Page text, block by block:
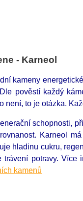
- Karneol
kameny
pověstí každý
není, to je otázka.
schopnosti,
Karneol
hladinu cukru,
potravy.
kamenů